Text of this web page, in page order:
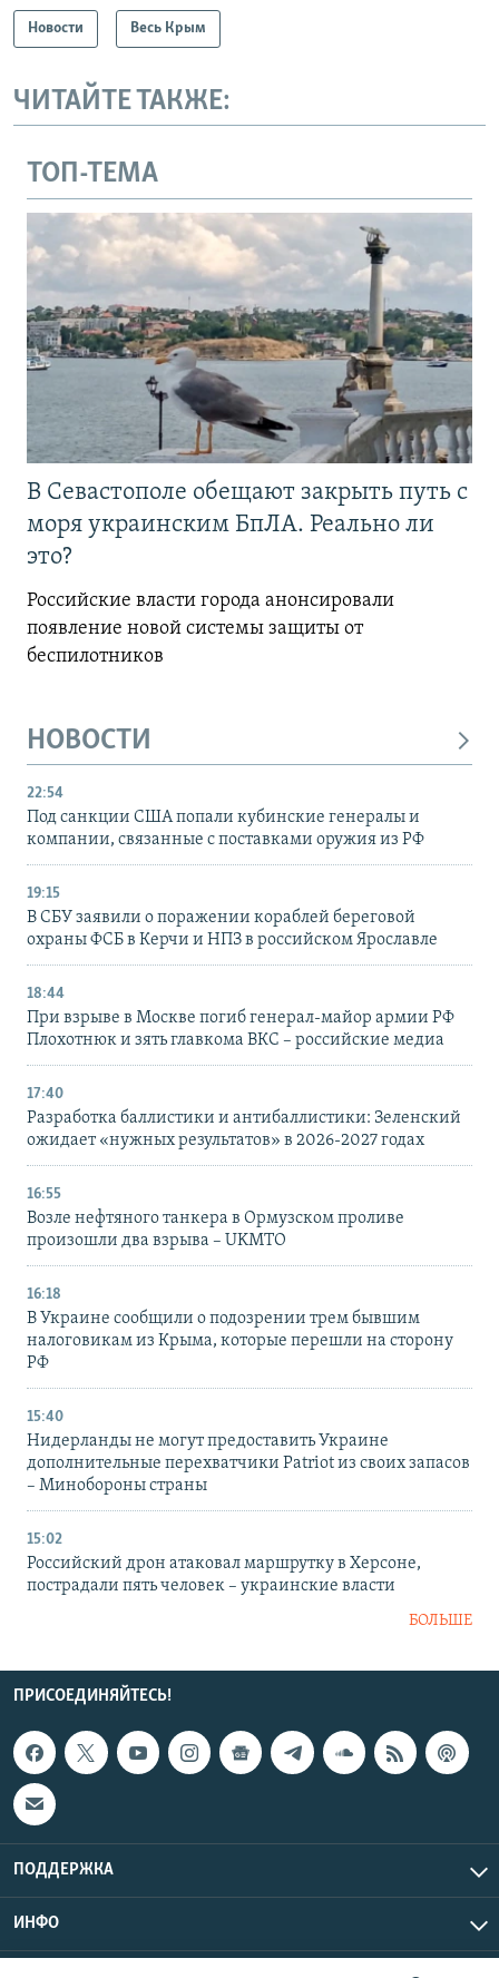
Новости Весь Крым
ЧИТАЙТЕ ТАКЖЕ:
ТОП-ТЕМА
В Севастополе обещают закрыть путь с
моря украинским БпЛА. Реально ли
это?
Российские власти города анонсировали
появление новой системы защиты от
беспилотников
НОВОСТИ
22:54
Под санкции США попали кубинские генералы и
компании, связанные с поставками оружия из РФ
19:15
В СБУ заявили о поражении кораблей береговой
охраны ФСБ в Керчи и НПЗ в российском Ярославле
18:44
При взрыве в Москве погиб генерал-майор армии РФ
Плохотнюк и зять главкома ВКС – российские медиа
17:40
Разработка баллистики и антибаллистики: Зеленский
ожидает «нужных результатов» в 2026-2027 годах
16:55
Возле нефтяного танкера в Ормузском проливе
произошли два взрыва – UKMTO
16:18
В Украине сообщили о подозрении трем бывшим
налоговикам из Крыма, которые перешли на сторону
РФ
15:40
Нидерланды не могут предоставить Украине
дополнительные перехватчики Patriot из своих запасов
– Минобороны страны
15:02
Российский дрон атаковал маршрутку в Херсоне,
пострадали пять человек – украинские власти
БОЛЬШЕ
ПРИСОЕДИНЯЙТЕСЬ!
ПОДДЕРЖКА
ИНФО